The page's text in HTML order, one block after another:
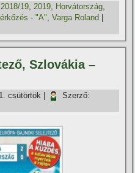
2018/19,2019, Horvátország,
- "A" ,Varga Roland |
Szlovákia –
csütörtök
Szerző: